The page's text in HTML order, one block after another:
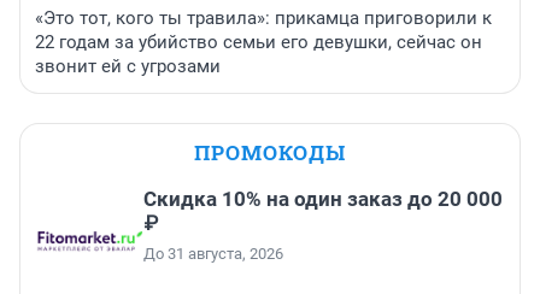
«Это тот, кого ты травила»: прикамца приговорили к
22 годам за убийство семьи его девушки, сейчас он
звонит ей с угрозами
ПРОМОКОДЫ
Скидка 10% на один заказ до 20 000
₽
До 31 августа, 2026